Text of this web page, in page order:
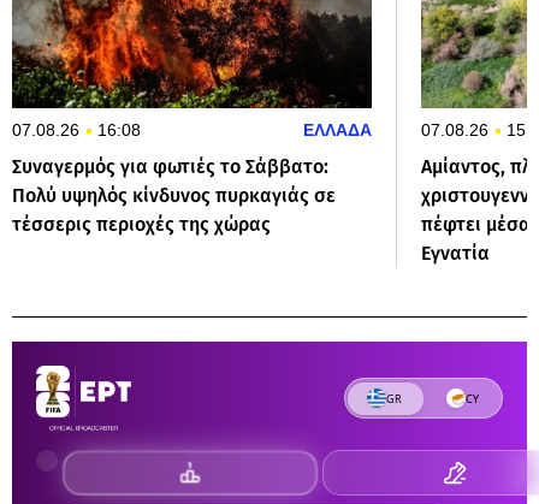
07.08.26 16:08 ΕΛΛΑΔΑ
Συναγερμός για φωτιές το Σάββατο:
Πολύ υψηλός κίνδυνος πυρκαγιάς σε
τέσσερις περιοχές της χώρας
07.08.26
Αμίαντος,
πέφτει μέσα
Εγνατία